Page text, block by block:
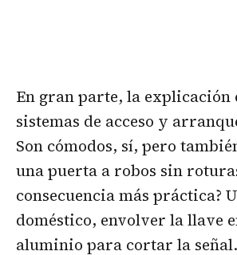
En gran parte, la explicación
sistemas de acceso y
Son cómodos, sí, pero
una puerta a robos sin
consecuencia más práctica?
doméstico, envolver la llave
aluminio para cortar la señal.